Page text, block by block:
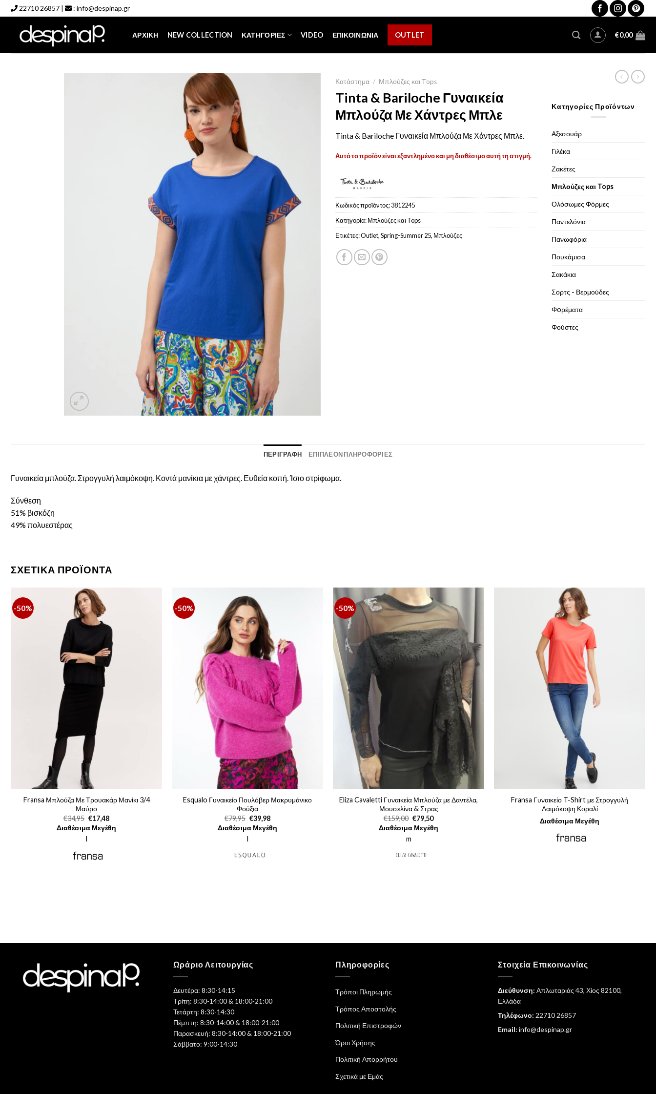
to
content
22710 26857 | : info@despinap.gr
ΑΡΧΙΚΉ NEW COLLECTION ΚΑΤΗΓΟΡΊΕΣ VIDEO ΕΠΙΚΟΙΝΩΝΊΑ OUTLET €0,00
Κατάστημα / Μπλούζες και Tops
Tinta & Bariloche Γυναικεία
Μπλούζα Με Χάντρες Μπλε
Tinta & Bariloche Γυναικεία Μπλούζα Με Χάντρες Μπλε.
Αυτό το προϊόν είναι εξαντλημένο και μη διαθέσιμο αυτή τη στιγμή.
Κωδικός προϊόντος:3812245
Κατηγορία:Μπλούζες και Tops
Ετικέτες:Outlet,Spring-Summer 25, Μπλούζες
Κατηγορίες Προϊόντων
Αξεσουάρ
Γιλέκα
Ζακέτες
Μπλούζες και Tops
Ολόσωμες Φόρμες
Παντελόνια
Πανωφόρια
Πουκάμισα
Σακάκια
Σορτς - Βερμούδες
Φoρέματα
Φούστες
ΠΕΡΙΓΡΑΦΉ ΕΠΙΠΛΈΟΝ ΠΛΗΡΟΦΟΡΊΕΣ
Γυναικεία μπλούζα. Στρογγυλή λαιμόκοψη. Κοντά μανίκια με χάντρες. Ευθεία κοπή. Ίσιο στρίφωμα.
Σύνθεση
51% βισκόζη
49% πολυεστέρας
ΣΧΕΤΙΚΆ ΠΡΟΪΌΝΤΑ
-50%
Fransa Μπλούζα Με Τρουακάρ Μανίκι 3/4
Μαύρο
€34,95 Original
price
was:
€17,48Η
τρέχουσα
τιμή
Διαθέσιμα Μεγέθη
l
-50%
Esqualo Γυναικείο Πουλόβερ Μακρυμάνικο
Φούξια
€79,95 Original
price
was:
€39,98Η
τρέχουσα
τιμή
Διαθέσιμα Μεγέθη
l
-50%
Eliza Cavaletti Γυναικεία Μπλούζα με Δαντέλα,
Μουσελίνα & Στρας
€159,00 Original
price
was:
€79,50Η
τρέχουσα
τιμή
Διαθέσιμα Μεγέθη
m
Fransa Γυναικείο T-Shirt με Στρογγυλή
Λαιμόκοψη Κοραλί
Διαθέσιμα Μεγέθη
Ωράριο Λειτουργίας
Δευτέρα: 8:30-14:15
Τρίτη: 8:30-14:00 & 18:00-21:00
Τετάρτη: 8:30-14:30
Πέμπτη: 8:30-14:00 & 18:00-21:00
Παρασκευή: 8:30-14:00 & 18:00-21:00
Σάββατο: 9:00-14:30
Πληροφορίες
Τρόποι Πληρωμής
Τρόπος Αποστολής
Πολιτική Επιστροφών
Όροι Χρήσης
Πολιτική Απορρήτου
Σχετικά με Εμάς
Στοιχεία Επικοινωνίας
Διεύθυνση: Απλωταριάς 43, Χίος 82100,
Ελλάδα
Τηλέφωνο: 22710 26857
Email: info@despinap.gr